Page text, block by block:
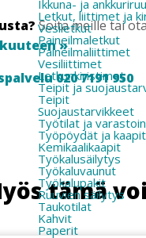
Ikkuna- ja
Letkut, liittimet ja
Vesiletkut
Paineilmaletkut
Paineilmaliittimet
Vesiliittimet
Letkunkiristimet
Teipit ja
Teipit
Suojaustarvikkeet
Työtilat ja
Työpöydät ja kaapit
Kemikaalikaapit
Työkalusäilytys
Työkaluvaunut
Työkalupakit
Ruuvien säilytys
Taukotilat
Kahvit
Paperit
Soita meille tai
»
020 7191 950
tämä